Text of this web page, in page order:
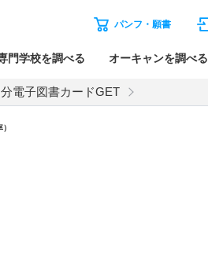
パンフ・願書
門学校を調べる オーキャンを調べる
電子図書カードGET